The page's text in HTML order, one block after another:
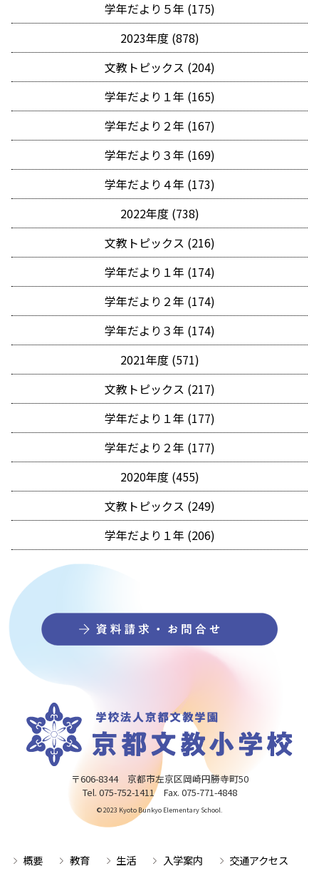
学年だより５年 (175)
2023年度 (878)
文教トピックス (204)
学年だより１年 (165)
学年だより２年 (167)
学年だより３年 (169)
学年だより４年 (173)
2022年度 (738)
文教トピックス (216)
学年だより１年 (174)
学年だより２年 (174)
学年だより３年 (174)
2021年度 (571)
文教トピックス (217)
学年だより１年 (177)
学年だより２年 (177)
2020年度 (455)
文教トピックス (249)
学年だより１年 (206)
〒606-8344 京都市左京区岡崎円勝寺町50
Tel. 075-752-1411 Fax. 075-771-4848
© 2023 Kyoto Bunkyo Elementary School.
概要 教育 生活 入学案内
交通アクセス